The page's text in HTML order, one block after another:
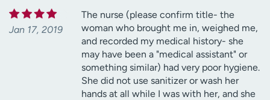
Jan 17, 2019
The nurse (please confirm title- the
woman who brought me in, weighed me,
and recorded my medical history- she
may have been a "medical assistant" or
something similar) had very poor hygiene.
She did not use sanitizer or wash her
hands at all while I was with her, and she